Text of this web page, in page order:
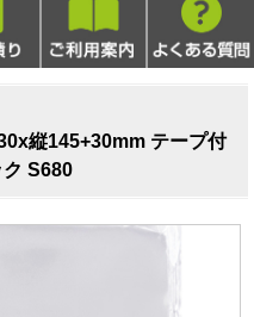
縦145+30mm テープ付
S680